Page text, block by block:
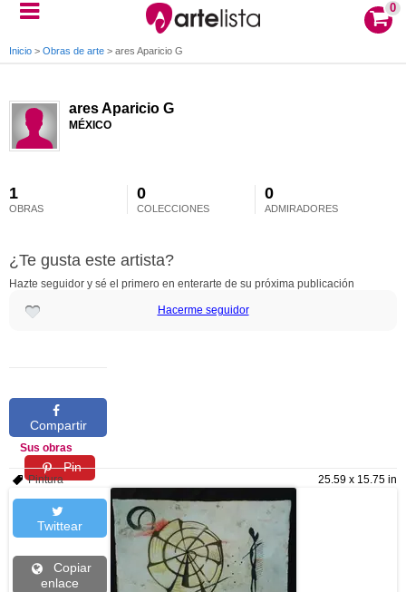
0
Inicio > Obras de arte > ares Aparicio G
ares Aparicio G
MÉXICO
1
OBRAS
0
COLECCIONES
0
ADMIRADORES
¿Te gusta este artista?
Hazte seguidor y sé el primero en enterarte de su próxima publicación
Hacerme seguidor
Compartir
Pin
Twittear
Copiar
enlace
Sus obras
25.59 x 15.75 in
Pintura